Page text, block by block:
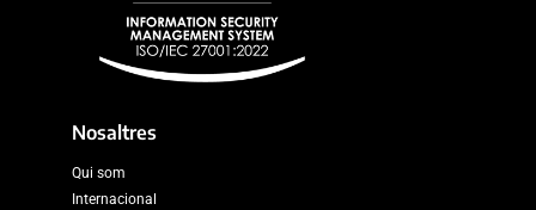
Nosaltres
Qui som
Internacional